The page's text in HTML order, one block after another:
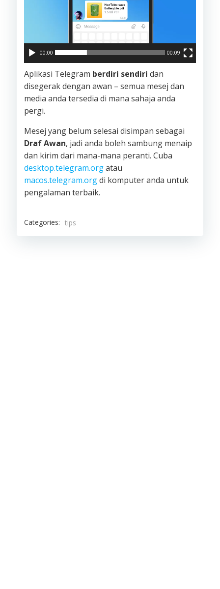
00:00 00:09
Aplikasi Telegram berdiri sendiri dan
disegerak dengan awan – semua mesej dan
media anda tersedia di mana sahaja anda
pergi.
Mesej yang belum selesai disimpan sebagai
Draf Awan, jadi anda boleh sambung menaip
dan kirim dari mana-mana peranti. Cuba
desktop.telegram.orgatau
macos.telegram.orgdi komputer anda untuk
pengalaman terbaik.
Categories: tips